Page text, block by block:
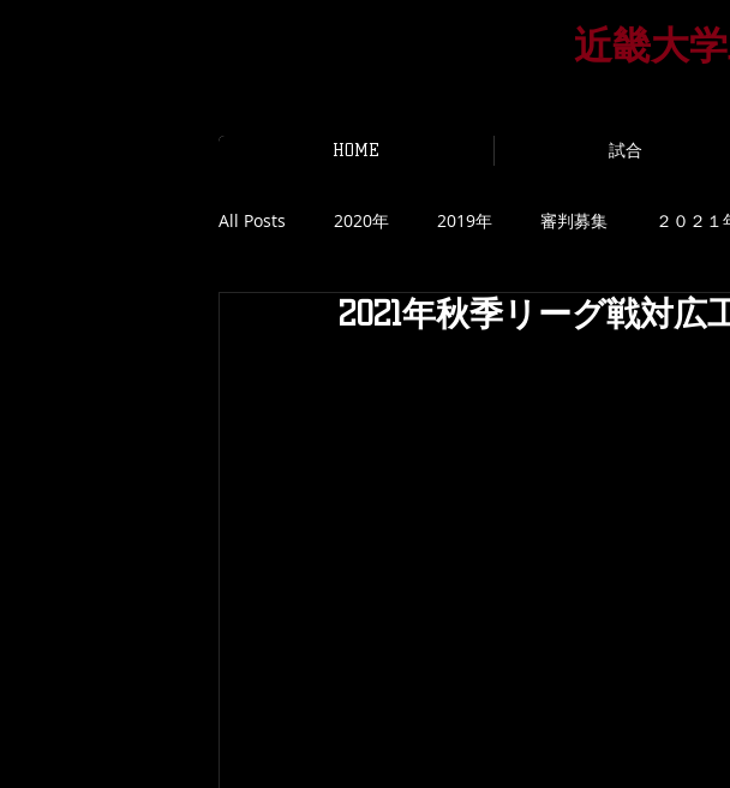
近畿大
HOME 試合
All Posts 2020年 2019年 審判募集 ２０２１
2021年秋季リーグ戦対広